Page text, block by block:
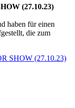
(27.10.23)
haben für einen
die zum
SHOW (27.10.23)